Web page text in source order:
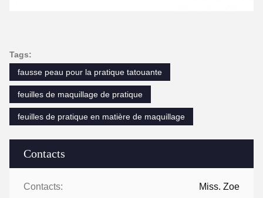
Contacts
Contacts: Miss. Zoe
Tags:
fausse peau pour la pratique tatouante
feuilles de maquillage de pratique
feuilles de pratique en matière de maquillage